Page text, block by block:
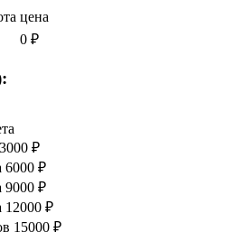
цена
0 ₽
3000 ₽
6000 ₽
9000 ₽
12000 ₽
15000 ₽